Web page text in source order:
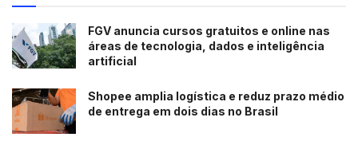
FGV anuncia cursos gratuitos e online nas
áreas de tecnologia, dados e inteligência
artificial
Shopee amplia logística e reduz prazo médio
de entrega em dois dias no Brasil